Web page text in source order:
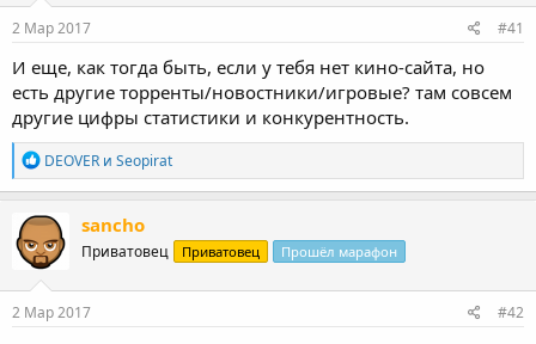
е
м
ч
а
2 Мар 2017 #41
И еще, как тогда быть, если у тебя нет кино-сайта, но
есть другие торренты/новостники/игровые? там совсем
другие цифры статистики и конкурентность.
Р
е
а
к
ц
и
и
:
DEOVER и Seopirat
sancho
Приватовец Приватовец Прошёл марафон
2 Мар 2017 #42